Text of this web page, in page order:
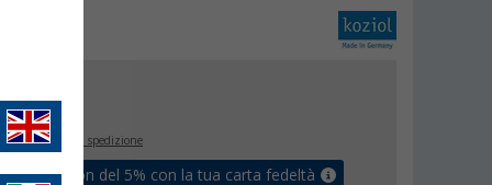
+ Spese di spedizione
un coupon del 5% con la tua carta fedeltà